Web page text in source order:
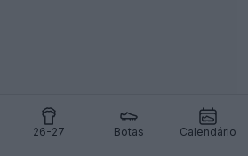
26-27 Botas Calendário